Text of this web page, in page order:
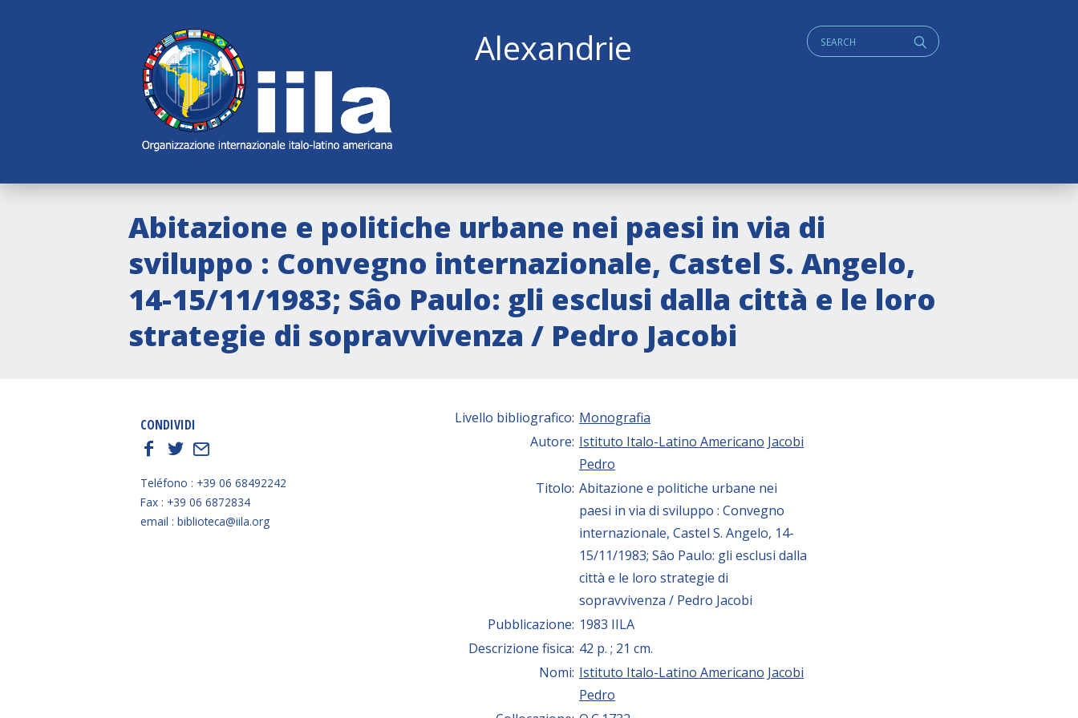
Alexandrie q
Cerca:
Abitazione e politiche urbane nei paesi in via di
sviluppo : Convegno internazionale, Castel S. Angelo,
14-15/11/1983; Sâo Paulo: gli esclusi dalla città e le loro
strategie di sopravvivenza / Pedro Jacobi
Livello bibliografico: Monografia
Autore: Istituto Italo-Latino Americano Jacobi
Pedro
Titolo: Abitazione e politiche urbane nei
paesi in via di sviluppo : Convegno
internazionale, Castel S. Angelo, 14-
15/11/1983; Sâo Paulo: gli esclusi dalla
città e le loro strategie di
sopravvivenza / Pedro Jacobi
Pubblicazione: 1983 IILA
Descrizione fisica: 42 p. ; 21 cm.
Nomi: Istituto Italo-Latino Americano Jacobi
Pedro
CONDIVIDI
f
t E
Teléfono : +39 06 68492242
Fax : +39 06 6872834
email : biblioteca@iila.org